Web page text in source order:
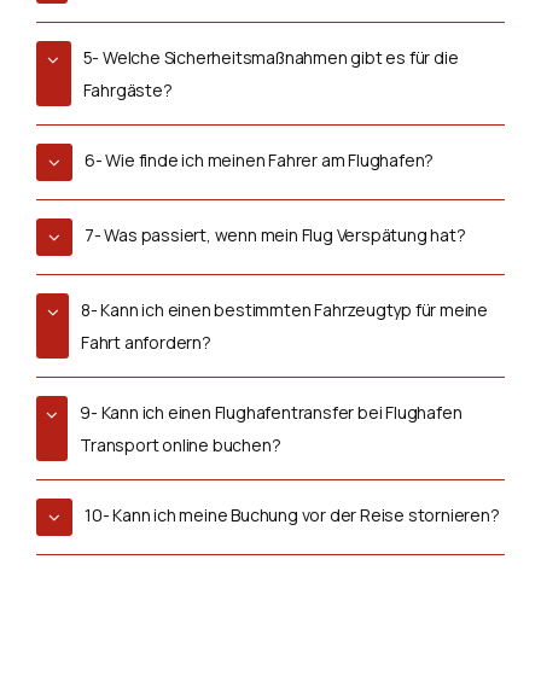
5- Welche Sicherheitsmaßnahmen gibt es für die
Fahrgäste?
6- Wie finde ich meinen Fahrer am Flughafen?
7- Was passiert, wenn mein Flug Verspätung hat?
8- Kann ich einen bestimmten Fahrzeugtyp für meine
Fahrt anfordern?
9- Kann ich einen Flughafentransfer bei Flughafen
Transport online buchen?
10- Kann ich meine Buchung vor der Reise stornieren?